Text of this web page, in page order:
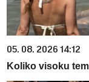
05. 08. 2026 14:12
Koliko visoku